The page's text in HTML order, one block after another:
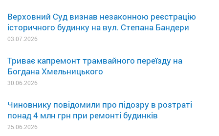
Верховний Суд визнав незаконною реєстрацію
історичного будинку на вул. Степана Бандери
03.07.2026
Триває капремонт трамвайного переїзду на
Богдана Хмельницького
30.06.2026
Чиновнику повідомили про підозру в розтраті
понад 4 млн грн при ремонті будинків
25.06.2026